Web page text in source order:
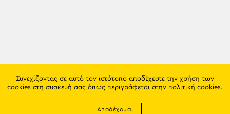
Συνεχίζοντας σε αυτό τον ιστότοπο αποδέχεστε την χρήση των
cookies στη συσκευή σας όπως περιγράφεται στην πολιτική cookies.
Αποδέχομαι